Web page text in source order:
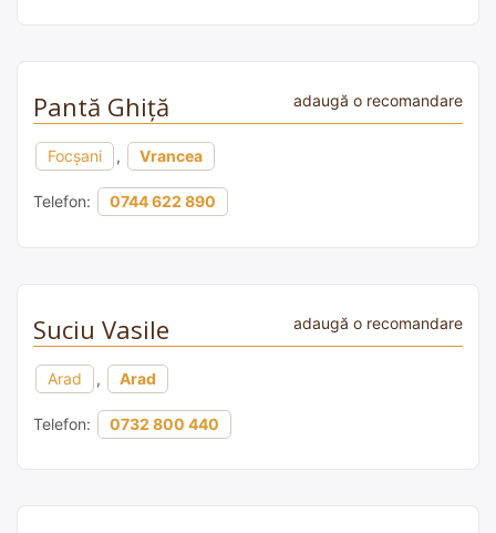
Pantă Ghiță adaugă o recomandare
Focșani , Vrancea
Telefon: 0744 622 890
Suciu Vasile adaugă o recomandare
Arad , Arad
Telefon: 0732 800 440